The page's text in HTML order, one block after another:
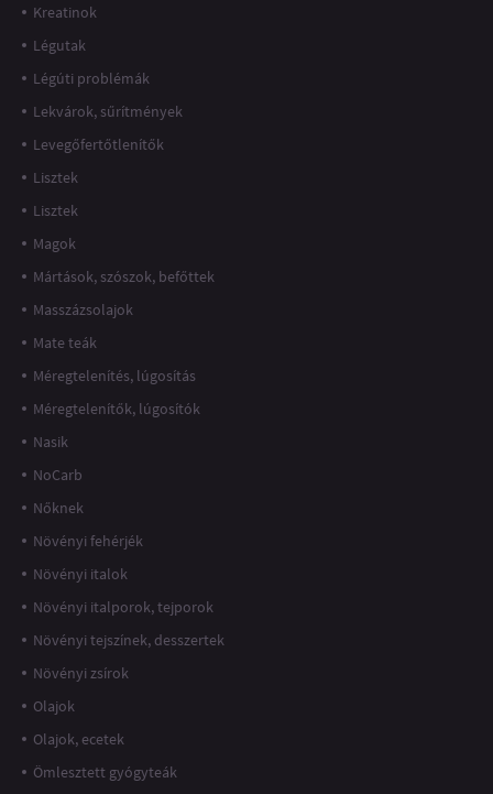
Kreatinok
Légutak
Légúti problémák
Lekvárok, sűrítmények
Levegőfertőtlenítők
Lisztek
Lisztek
Magok
Mártások, szószok, befőttek
Masszázsolajok
Mate teák
Méregtelenítés, lúgosítás
Méregtelenítők, lúgosítók
Nasik
NoCarb
Nőknek
Növényi fehérjék
Növényi italok
Növényi italporok, tejporok
Növényi tejszínek, desszertek
Növényi zsírok
Olajok
Olajok, ecetek
Ömlesztett gyógyteák